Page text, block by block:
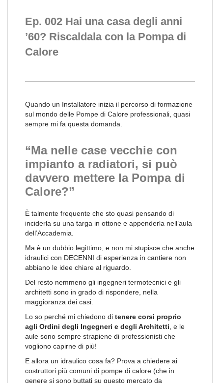
Ep. 002 Hai una casa degli anni
’60? Riscaldala con la Pompa di
Calore
Quando un Installatore inizia il percorso di formazione
sul mondo delle Pompe di Calore professionali, quasi
sempre mi fa questa domanda.
“Ma nelle case vecchie con
impianto a radiatori, si può
davvero mettere la Pompa di
Calore?”
È talmente frequente che sto quasi pensando di
inciderla su una targa in ottone e appenderla nell’aula
dell’Accademia.
Ma è un dubbio legittimo, e non mi stupisce che anche
idraulici con DECENNI di esperienza in cantiere non
abbiano le idee chiare al riguardo.
Del resto nemmeno gli ingegneri termotecnici e gli
architetti sono in grado di rispondere, nella
maggioranza dei casi.
Lo so perché mi chiedono di tenere corsi proprio
agli Ordini degli Ingegneri e degli Architetti , e le
aule sono sempre strapiene di professionisti che
vogliono capirne di più!
E allora un idraulico cosa fa? Prova a chiedere ai
costruttori più comuni di pompe di calore (che in
genere si sono buttati su questo mercato da